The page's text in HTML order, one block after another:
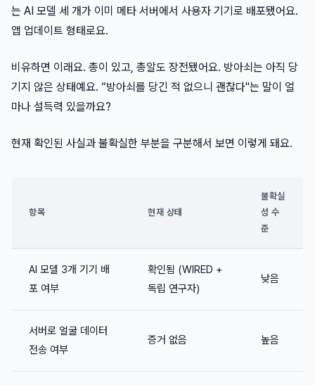
는 AI 모델 세 개가 이미 메타 서버에서 사용자 기기로 배포됐어요.
앱 업데이트 형태로요.
비유하면 이래요. 총이 있고, 총알도 장전됐어요. 방아쇠는 아직 당
기지 않은 상태예요. “방아쇠를 당긴 적 없으니 괜찮다"는 말이 얼
마나 설득력 있을까요?
현재 확인된 사실과 불확실한 부분을 구분해서 보면 이렇게 돼요.
항목 현재 상태
불확실
성 수
준
AI 모델 3개 기기 배
포 여부
확인됨 (WIRED +
독립 연구자)
낮음
서버로 얼굴 데이터
전송 여부
증거 없음 높음